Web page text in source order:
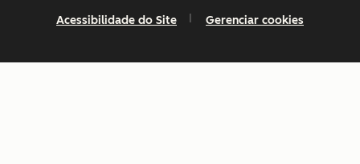
Acessibilidade do Site Gerenciar cookies